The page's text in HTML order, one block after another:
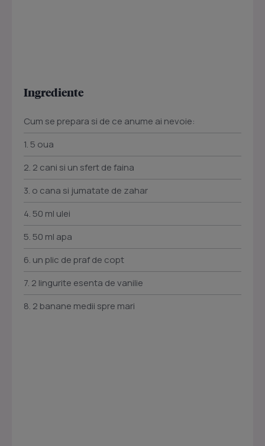
Ingrediente
Cum se prepara si de ce anume ai nevoie:
1. 5 oua
2. 2 cani si un sfert de faina
3. o cana si jumatate de zahar
4. 50 ml ulei
5. 50 ml apa
6. un plic de praf de copt
7. 2 lingurite esenta de vanilie
8. 2 banane medii spre mari